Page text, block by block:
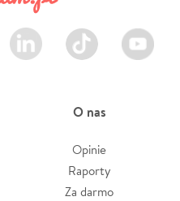
LinkedIn TikTok Youtube
O nas
Opinie
Raporty
Za darmo